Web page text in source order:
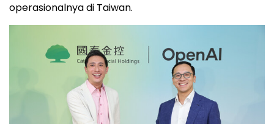
operasionalnya di Taiwan.